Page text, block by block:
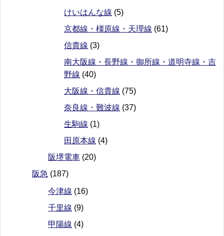
けいはんな線 (5)
京都線・橿原線・天理線 (61)
信貴線 (3)
南大阪線・長野線・御所線・道明寺線・吉
野線 (40)
大阪線・信貴線 (75)
奈良線・難波線 (37)
生駒線 (1)
田原本線 (4)
阪堺電車 (20)
阪急 (187)
今津線 (16)
千里線 (9)
甲陽線 (4)